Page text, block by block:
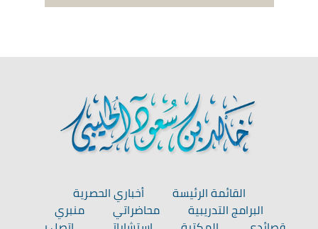
القائمة الرئيسة
أخباري الحصرية
البرامج التدريبية
محاضراتي
منبري